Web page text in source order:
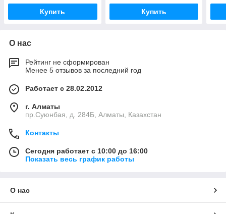
Купить Купить
О нас
Рейтинг не сформирован
Менее 5 отзывов за последний год
Работает с 28.02.2012
г. Алматы
пр.Суюнбая, д. 284Б, Алматы, Казахстан
Контакты
Сегодня работает с 10:00 до 16:00
Показать весь график работы
О нас